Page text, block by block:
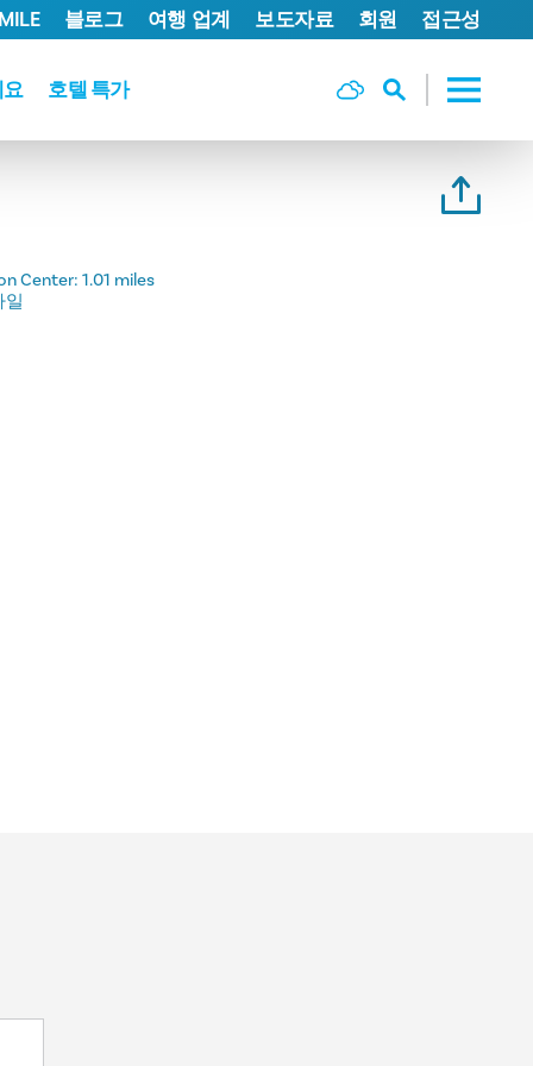
호텔 특가
블로그 여행 업계 보도자료 회원 접근성
Center: 1.01 miles
일